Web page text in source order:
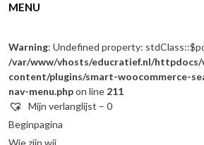
MENU
Warning: Undefined property:
/var/www/vhosts/educratief.nl/httpdocs/
content/plugins/smart-woocommerce-
nav-menu.phpon line 211
Mijn verlanglijst – 0
Beginpagina